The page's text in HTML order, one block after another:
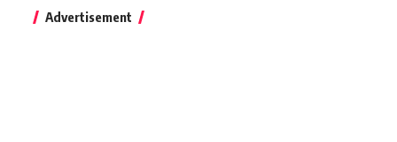
Advertisement